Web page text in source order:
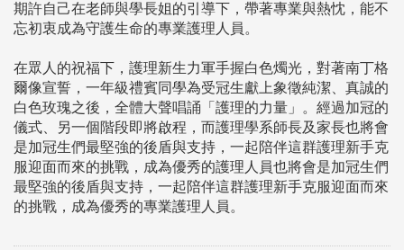
期許自己在老師與學長姐的引導下，帶著專業與熱忱，能不
忘初衷成為守護生命的專業護理人員。
在眾人的祝福下，護理新生力軍手握白色燭光，對著南丁格
爾像宣誓，一年級禮賓同學為受冠生獻上象徵純潔、真誠的
白色玫瑰之後，全體大聲唱誦「護理的力量」。經過加冠的
儀式、另一個階段即將啟程，而護理學系師長及家長也將會
是加冠生們最堅強的後盾與支持，一起陪伴這群護理新手克
服迎面而來的挑戰，成為優秀的護理人員也將會是加冠生們
最堅強的後盾與支持，一起陪伴這群護理新手克服迎面而來
的挑戰，成為優秀的專業護理人員。